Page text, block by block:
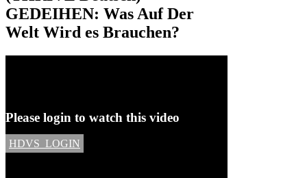
GEDEIHEN: Was Auf Der
Welt Wird es Brauchen?
Please login to watch this video
HDVS_LOGIN